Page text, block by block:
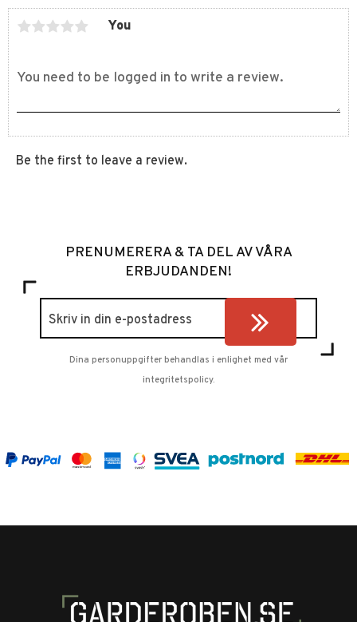
You
Be the first to leave a review.
PRENUMERERA & TA DEL AV VÅRA
ERBJUDANDEN!
Dina personuppgifter behandlas i enlighet med vår
integritetspolicy.